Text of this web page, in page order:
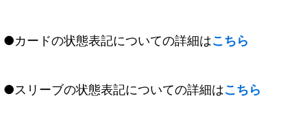
●カードの状態表記についての詳細はこちら
●スリーブの状態表記についての詳細はこちら